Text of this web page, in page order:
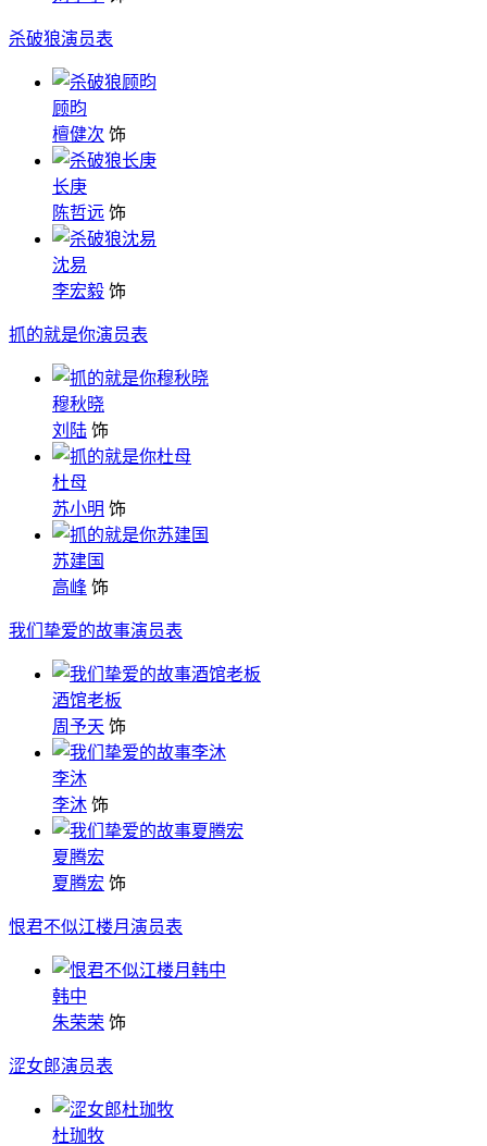
杀破狼演员表
顾昀
檀健次 饰
长庚
陈哲远 饰
沈易
李宏毅 饰
抓的就是你演员表
穆秋晓
刘陆 饰
杜母
苏小明 饰
苏建国
高峰 饰
我们挚爱的故事演员表
酒馆老板
周予天 饰
李沐
李沐 饰
夏腾宏
夏腾宏 饰
恨君不似江楼月演员表
韩中
朱荣荣 饰
涩女郎演员表
杜珈牧